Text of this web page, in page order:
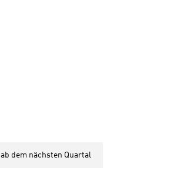
ab dem nächsten Quartal